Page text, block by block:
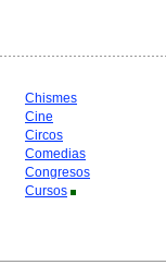
Chismes
Cine
Circos
Comedias
Congresos
Cursos